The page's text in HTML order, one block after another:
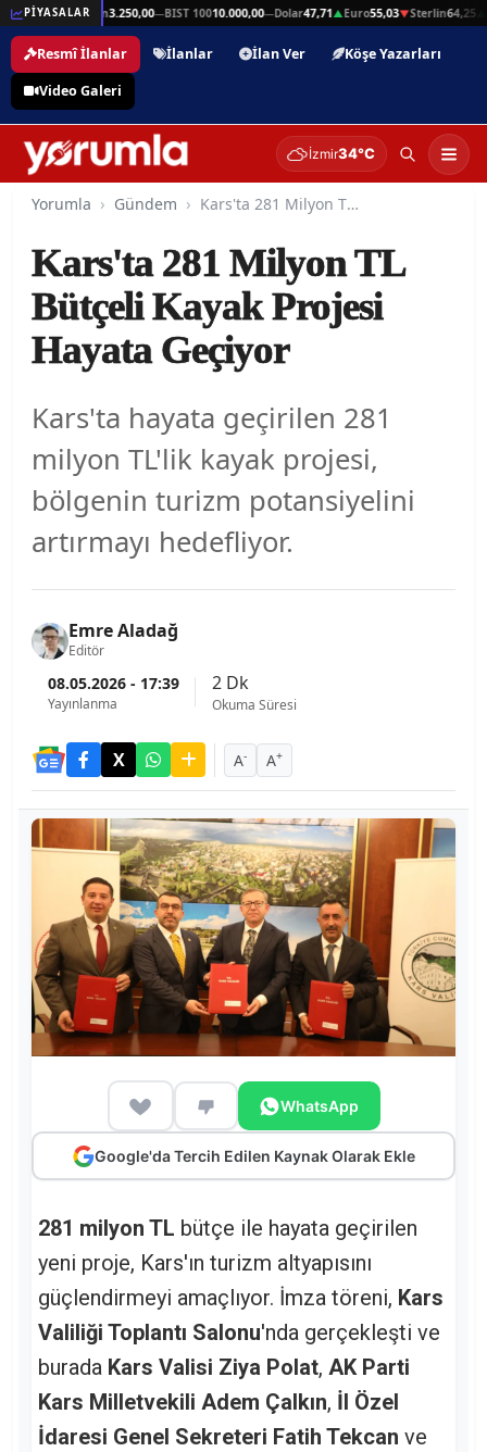
PİYASALAR
64,25▲Gram Altın 3.250,00—BIST 10010.000,00—Dolar47,71▲Euro55,03▼Sterlin64,25▲
Resmî İlanlar İlanlar İlan Ver
Köşe Yazarları
Video Galeri
İzmir34°C
Yorumla Gündem Kars'ta 281 Milyon TL Bütçeli Kayak Projesi Hayata Geçiyor
Kars'ta 281 Milyon TL
Bütçeli Kayak Projesi
Hayata Geçiyor
Kars'ta hayata geçirilen 281
milyon TL'lik kayak projesi,
bölgenin turizm potansiyelini
artırmayı hedefliyor.
Emre Aladağ
Editör
08.05.2026 - 17:39
Yayınlanma
2 Dk
Okuma Süresi
A- A+
WhatsApp
Google'da Tercih Edilen Kaynak Olarak Ekle
281 milyon TL bütçe ile hayata geçirilen
yeni proje, Kars'ın turizm altyapısını
güçlendirmeyi amaçlıyor. İmza töreni, Kars
Valiliği Toplantı Salonu'nda gerçekleşti ve
burada Kars Valisi Ziya Polat, AK Parti
Kars Milletvekili Adem Çalkın, İl Özel
İdaresi Genel Sekreteri Fatih Tekcan ve